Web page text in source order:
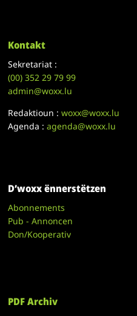
Kontakt
Sekretariat :
(00)352 29 79 99
admin@woxx.lu
Redaktioun :woxx@woxx.lu
Agenda :agenda@woxx.lu
D’woxx ënnerstëtzen
Abonnements
Pub - Annoncen
Don/Kooperativ
PDF Archiv